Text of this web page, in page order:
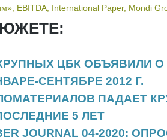
EBITDA International Paper, Mondi
ЦБК ОБЪЯВИЛИ
СЕНТЯБРЕ 2012 Г.
ПАДАЕТ
5 ЛЕТ
JOURNAL 04-2020: